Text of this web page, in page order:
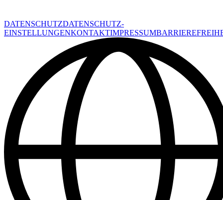
DATENSCHUTZDATENSCHUTZ-
EINSTELLUNGENKONTAKTIMPRESSUM